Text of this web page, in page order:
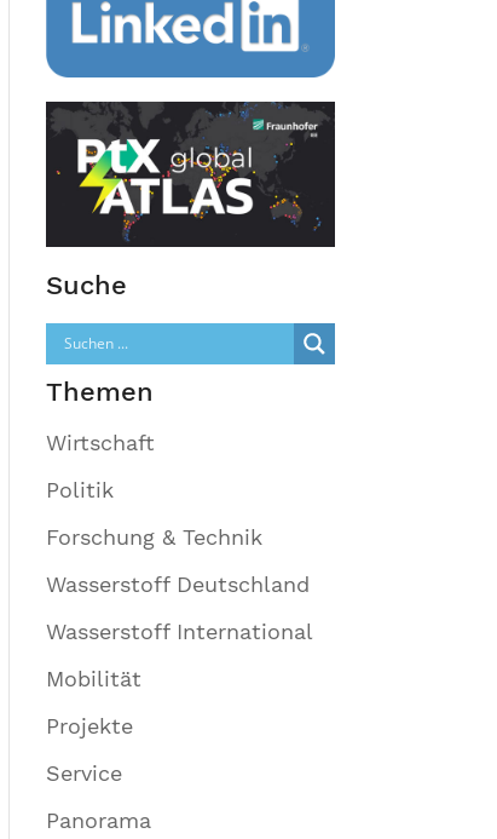
Suche
Themen
Wirtschaft
Politik
Forschung & Technik
Wasserstoff Deutschland
Wasserstoff International
Mobilität
Projekte
Service
Panorama